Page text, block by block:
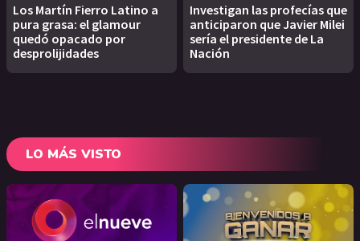
Los Martín Fierro Latino a
pura grasa: el glamour
quedó opacado por
desprolijidades
Investigan las profecías que
anticiparon que Javier Milei
sería el presidente de La
Nación
LO MÁS VISTO